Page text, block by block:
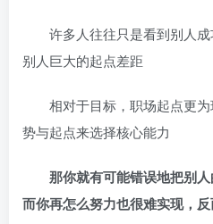
许多人往往只是看到别人
别人巨大的起点差距
相对于目标，职场起点更
势与起点来选择核心能力
那你就有可能错误地把别
而你再怎么努力也很难实现，